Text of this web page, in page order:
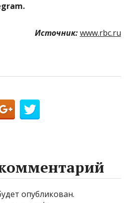
Источник: www.rbc.ru
опубликован.